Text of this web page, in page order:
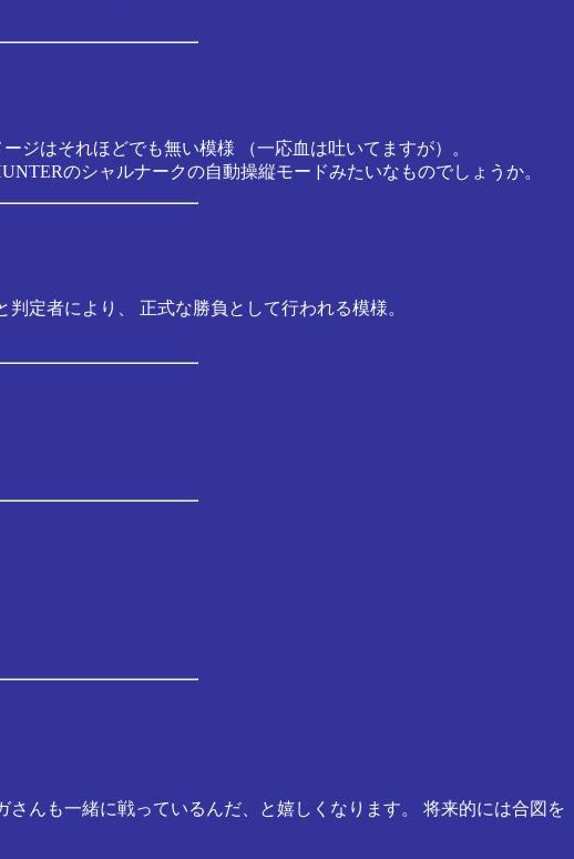
ジはそれほどでも無い模様 （一応血は吐いてますが）。
のシャルナークの自動操縦モードみたいなものでしょうか。
定者により、 正式な勝負として行われる模様。
んも一緒に戦っているんだ、と嬉しくなります。 将来的には合図を